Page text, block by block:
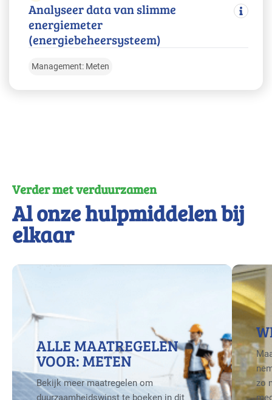
Analyseer data van slimme
energiemeter
(energiebeheersysteem)
Management: Meten
Verder met verduurzamen
Al onze hulpmiddelen bij
elkaar
ALLE MAATREGELEN
VOOR: METEN
Bekijk meer maatregelen om
duurzaamheidswinst te boeken in dit
zo